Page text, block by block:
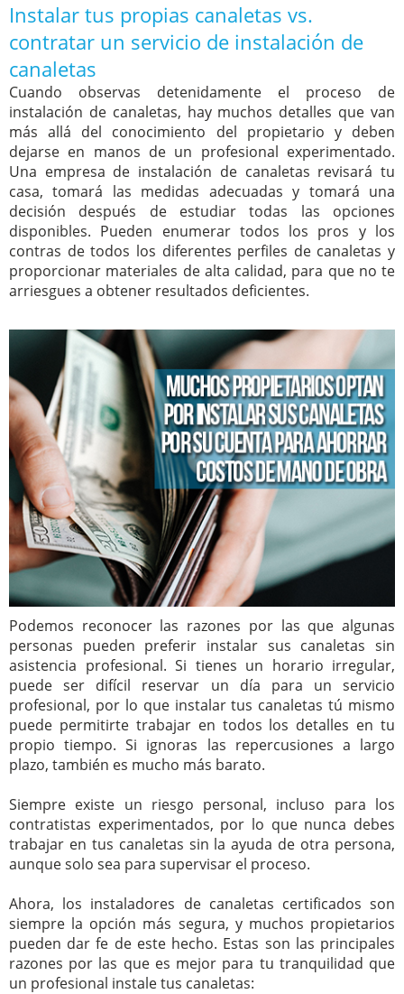
Instalar tus propias canaletas vs.
contratar un servicio de instalación de
canaletas
Cuando observas detenidamente el proceso de
instalación de canaletas, hay muchos detalles que van
más allá del conocimiento del propietario y deben
dejarse en manos de un profesional experimentado.
Una empresa de instalación de canaletas revisará tu
casa, tomará las medidas adecuadas y tomará una
decisión después de estudiar todas las opciones
disponibles. Pueden enumerar todos los pros y los
contras de todos los diferentes perfiles de canaletas y
proporcionar materiales de alta calidad, para que no te
arriesgues a obtener resultados deficientes.
Podemos reconocer las razones por las que algunas
personas pueden preferir instalar sus canaletas sin
asistencia profesional. Si tienes un horario irregular,
puede ser difícil reservar un día para un servicio
profesional, por lo que instalar tus canaletas tú mismo
puede permitirte trabajar en todos los detalles en tu
propio tiempo. Si ignoras las repercusiones a largo
plazo, también es mucho más barato.
Siempre existe un riesgo personal, incluso para los
contratistas experimentados, por lo que nunca debes
trabajar en tus canaletas sin la ayuda de otra persona,
aunque solo sea para supervisar el proceso.
Ahora, los instaladores de canaletas certificados son
siempre la opción más segura, y muchos propietarios
pueden dar fe de este hecho. Estas son las principales
razones por las que es mejor para tu tranquilidad que
un profesional instale tus canaletas: